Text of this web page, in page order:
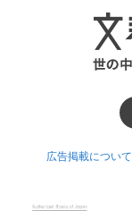
広告掲載について